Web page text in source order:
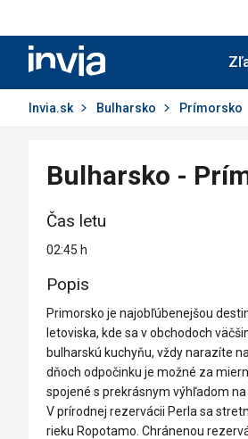
Invia.sk
Invia.sk Bulharsko Prímorsko
Bulharsko -
Čas letu
02:45 h
Popis
Primorsko je najobľúbenejšou
letoviska, kde sa v obchodoch
bulharskú kuchyňu, vždy narazíte
dňoch odpočinku je možné za
spojené s prekrásnym výhľadom
V prírodnej rezervácii Perla sa
rieku Ropotamo. Chránenou